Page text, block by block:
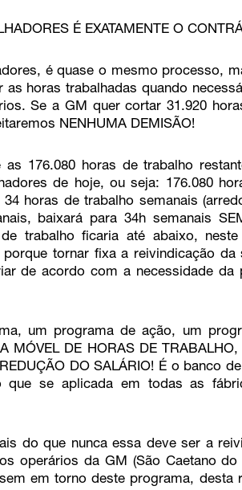
É EXATAMENTE O
é quase o mesmo processo,
as horas trabalhadas quando
Se a GM quer cortar 31.920
NENHUMA DEMISÃO!
as 176.080 horas de trabalho
de hoje, ou seja: 176.080
horas de trabalho semanais
baixará para 34h semanais
trabalho ficaria até abaixo,
tornar fixa a reivindicação da
de acordo com a necessidade da
um programa de ação, um
MÓVEL DE HORAS DE
DO SALÁRIO! É o banco
que se aplicada em todas as
do que nunca essa deve ser a
operários da GM (São Caetano
em torno deste programa,